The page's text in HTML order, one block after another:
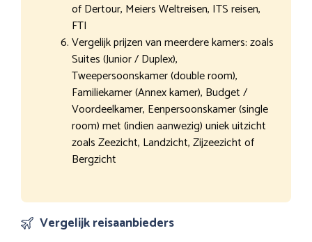
of Dertour, Meiers Weltreisen, ITS reisen,
FTI
Vergelijk prijzen van meerdere kamers: zoals
Suites (Junior / Duplex),
Tweepersoonskamer (double room),
Familiekamer (Annex kamer), Budget /
Voordeelkamer, Eenpersoonskamer (single
room) met (indien aanwezig) uniek uitzicht
zoals Zeezicht, Landzicht, Zijzeezicht of
Bergzicht
Vergelijk reisaanbieders